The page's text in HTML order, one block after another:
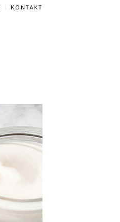
KONTAKT